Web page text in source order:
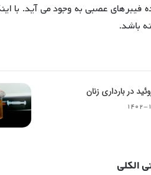
فیبرهای عصبی به وجود می آید.
باشد.
در بارداری زنان
۱۰-۱۰
الکلی